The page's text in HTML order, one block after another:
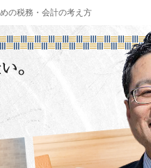
の税務・会計の考え方